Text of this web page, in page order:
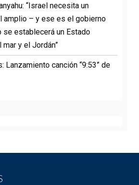
“Israel necesita un
amplio – y ese es el gobierno
se establecerá un Estado
y el Jordán”
Lanzamiento canción “9:53” de